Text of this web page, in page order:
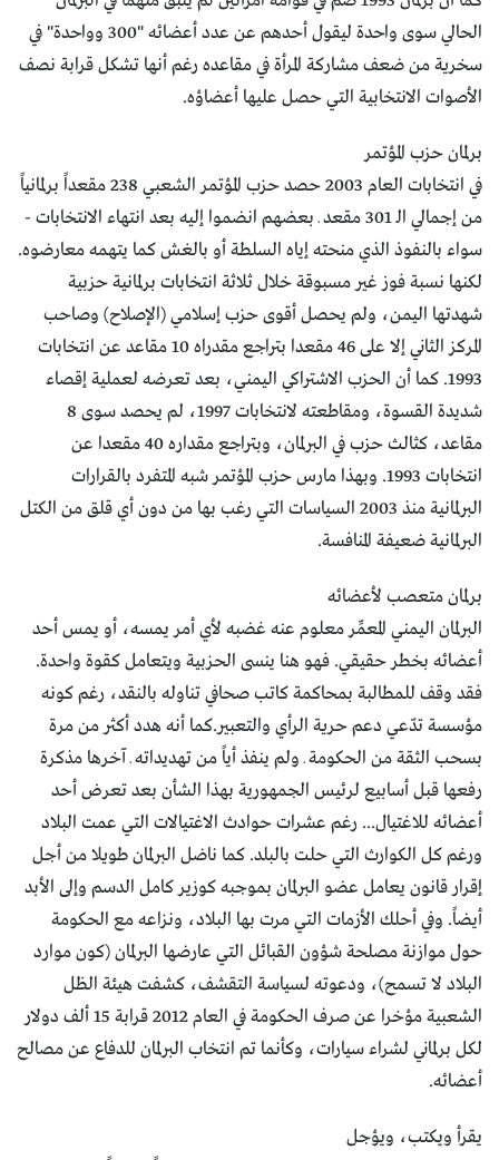
الحالي سوى واحدة ليقول أحدهم عن عدد أعضائه "300 وواحدة" في
سخرية من ضعف مشاركة المرأة في مقاعده رغم أنها تشكل قرابة نصف
الأصوات الانتخابية التي حصل عليها أعضاؤه.
برلمان حزب المؤتمر
في انتخابات العام 2003 حصد حزب المؤتمر الشعبي 238 مقعداً برلمانياً
من إجمالي الـ 301 مقعد ـ بعضهم انضموا إليه بعد انتهاء الانتخابات -
سواء بالنفوذ الذي منحته إياه السلطة أو بالغش كما يتهمه معارضوه.
لكنها نسبة فوز غير مسبوقة خلال ثلاثة انتخابات برلمانية حزبية
شهدتها اليمن، ولم يحصل أقوى حزب إسلامي (الإصلاح) وصاحب
المركز الثاني إلا على 46 مقعدا بتراجع مقدراه 10 مقاعد عن انتخابات
1993. كما أن الحزب الاشتراكي اليمني، بعد تعرضه لعملية إقصاء
شديدة القسوة، ومقاطعته لانتخابات 1997، لم يحصد سوى 8
مقاعد، كثالث حزب في البرلمان، وبتراجع مقداره 40 مقعدا عن
انتخابات 1993. وبهذا مارس حزب المؤتمر شبه المتفرد بالقرارات
البرلمانية منذ 2003 السياسات التي رغب بها من دون أي قلق من الكتل
البرلمانية ضعيفة المنافسة.
برلمان متعصب لأعضائه
البرلمان اليمني المعمِّر معلوم عنه غضبه لأي أمر يمسه، أو يمس أحد
أعضائه بخطر حقيقي. فهو هنا ينسى الحزبية ويتعامل كقوة واحدة.
فقد وقف للمطالبة بمحاكمة كاتب صحافي تناوله بالنقد، رغم كونه
مؤسسة تدّعي دعم حرية الرأي والتعبير.كما أنه هدد أكثر من مرة
بسحب الثقة من الحكومة ـ ولم ينفذ أياً من تهديداته ـ آخرها مذكرة
رفعها قبل أسابيع لرئيس الجمهورية بهذا الشأن بعد تعرض أحد
أعضائه للاغتيال... رغم عشرات حوادث الاغتيالات التي عمت البلاد
ورغم كل الكوارث التي حلت بالبلد. كما ناضل البرلمان طويلا من أجل
إقرار قانون يعامل عضو البرلمان بموجبه كوزير كامل الدسم وإلى الأبد
أيضاً. وفي أحلك الأزمات التي مرت بها البلاد، ونزاعه مع الحكومة
حول موازنة مصلحة شؤون القبائل التي عارضها البرلمان (كون موارد
البلاد لا تسمح)، ودعوته لسياسة التقشف، كشفت هيئة الظل
الشعبية مؤخرا عن صرف الحكومة في العام 2012 قرابة 15 ألف دولار
لكل برلماني لشراء سيارات، وكأنما تم انتخاب البرلمان للدفاع عن مصالح
أعضائه.
يقرأ ويكتب، ويؤجل